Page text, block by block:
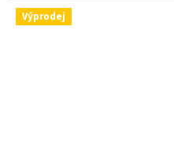
Výprodej